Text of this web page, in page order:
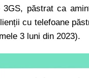
păstrat ca
cu telefoane
3 luni din 2023).